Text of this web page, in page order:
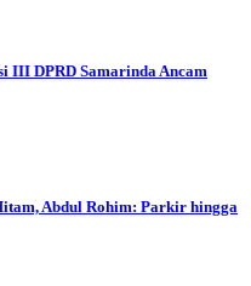
III DPRD Samarinda Ancam
Abdul Rohim: Parkir hingga